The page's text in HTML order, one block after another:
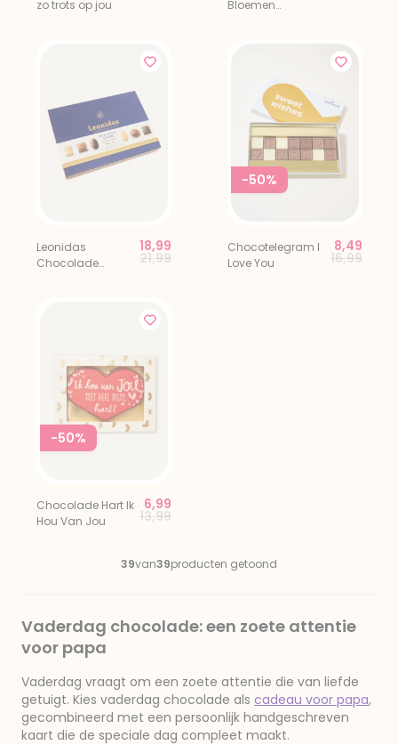
zo trots op jou
Bloemen
Leonidas
Chocolade
Price reduced from
21,99to
18,99
-50%
Chocotelegram I
Love You
Price
16,99to
8,49
-50%
Chocolade Hart Ik
Hou Van Jou
Price reduced from
13,99to
6,99
39van39producten getoond
Vaderdag chocolade: een zoete attentie
voor papa
Vaderdag vraagt om een zoete attentie die van liefde
getuigt. Kies vaderdag chocolade als cadeau voor papa,
gecombineerd met een persoonlijk handgeschreven
kaart die de speciale dag compleet maakt.